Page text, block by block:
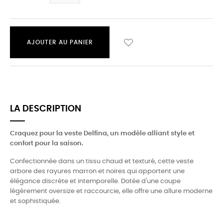
AJOUTER AU PANIER
LA DESCRIPTION
Craquez pour la veste Delfina, un modèle alliant style et
confort pour la saison.
Confectionnée dans un tissu chaud et texturé, cette veste
arbore des rayures marron et noires qui apportent une
élégance discrète et intemporelle. Dotée d'une coupe
légèrement oversize et raccourcie, elle offre une allure moderne
et sophistiquée.